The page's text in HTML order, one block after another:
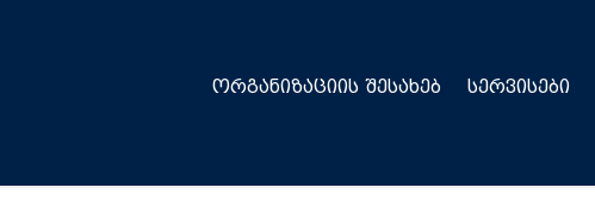
ᲝᲠᲒᲐᲜᲘᲖᲐᲪᲘᲘᲡ ᲨᲔᲡᲐᲮᲔᲑ ᲡᲔᲠᲕᲘᲡᲔᲑᲘ